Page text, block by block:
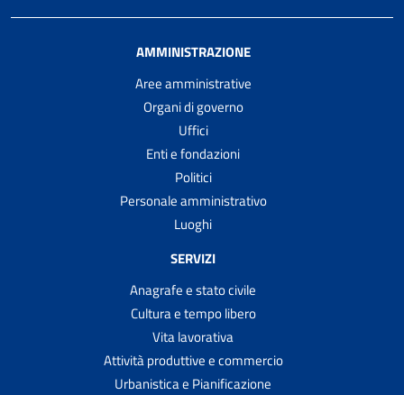
AMMINISTRAZIONE
Aree amministrative
Organi di governo
Uffici
Enti e fondazioni
Politici
Personale amministrativo
Luoghi
SERVIZI
Anagrafe e stato civile
Cultura e tempo libero
Vita lavorativa
Attività produttive e commercio
Urbanistica e Pianificazione